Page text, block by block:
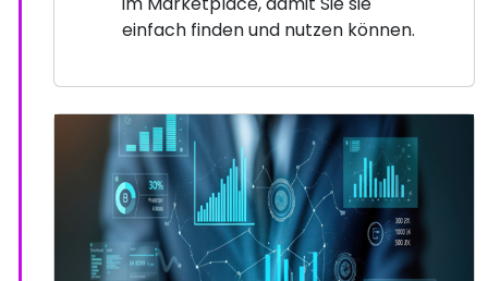
einfach finden und nutzen können.